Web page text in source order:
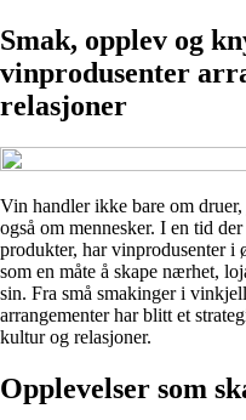
Smak, opplev og
vinprodusenter
relasjoner
Vin handler ikke bare om
også om mennesker. I en tid
produkter, har vinprodusenter i
som en måte å skape nærhet,
sin. Fra små smakinger i
arrangementer har blitt et
kultur og relasjoner.
Opplevelser som